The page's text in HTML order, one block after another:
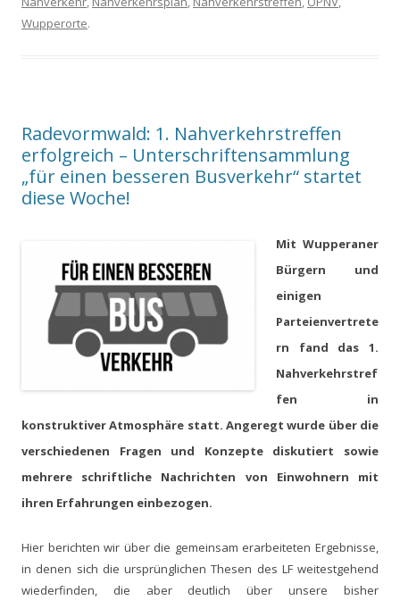
Wupperorte.
Radevormwald: 1. Nahverkehrstreffen
erfolgreich – Unterschriftensammlung
„für einen besseren Busverkehr“ startet
diese Woche!
Mit Wupperaner
Bürgern und
einigen
Parteienvertrete
rn fand das 1.
Nahverkehrstref
fen in
konstruktiver Atmosphäre statt. Angeregt wurde über die
verschiedenen Fragen und Konzepte diskutiert sowie
mehrere schriftliche Nachrichten von Einwohnern mit
ihren Erfahrungen einbezogen.
Hier berichten wir über die gemeinsam erarbeiteten Ergebnisse,
in denen sich die ursprünglichen Thesen des LF weitestgehend
wiederfinden, die aber deutlich über unsere bisher